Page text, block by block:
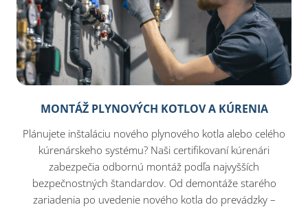
MONTÁŽ PLYNOVÝCH KOTLOV A KÚRENIA
Plánujete inštaláciu nového plynového kotla alebo celého
kúrenárskeho systému? Naši certifikovaní kúrenári
zabezpečia odbornú montáž podľa najvyšších
bezpečnostných štandardov. Od demontáže starého
zariadenia po uvedenie nového kotla do prevádzky –